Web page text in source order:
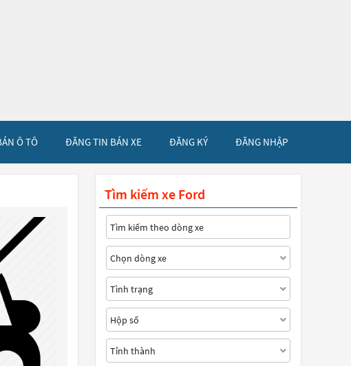
Ô TÔ ĐĂNG TIN BÁN XE ĐĂNG KÝ ĐĂNG NHẬP
Tìm kiếm xe Ford